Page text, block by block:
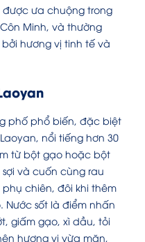
ưa chuộng trong
Minh, và thường
hương vị tinh tế và
phố phổ biến, đặc biệt
nổi tiếng hơn 30
từ bột gạo hoặc bột
và cuốn cùng rau
chiên, đôi khi thêm
sốt là điểm nhấn
giấm gạo, xì dầu, tỏi
hương vị vừa mặn,